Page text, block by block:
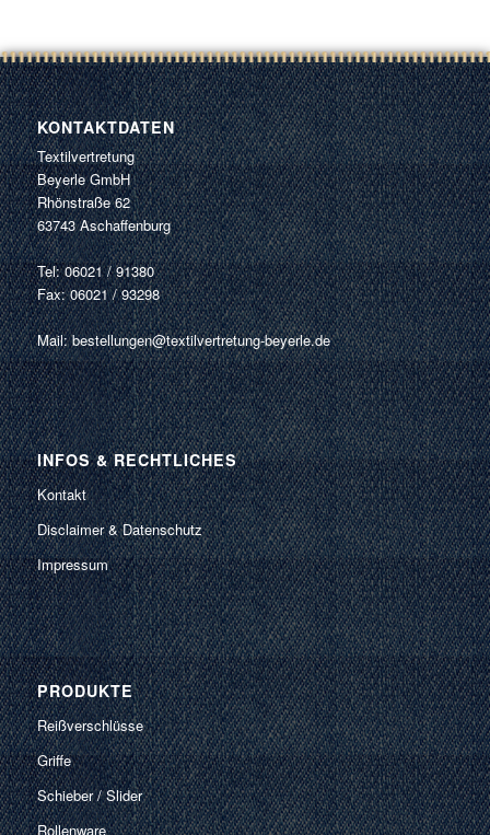
KONTAKTDATEN
Textilvertretung
Beyerle GmbH
Rhönstraße 62
63743 Aschaffenburg
Tel: 06021 / 91380
Fax: 06021 / 93298
Mail:bestellungen@textilvertretung-beyerle.de
INFOS & RECHTLICHES
Kontakt
Disclaimer & Datenschutz
Impressum
PRODUKTE
Reißverschlüsse
Griffe
Schieber / Slider
Rollenware